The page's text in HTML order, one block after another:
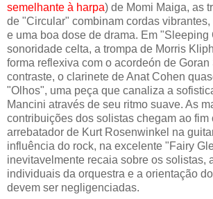
semelhante à harpa) de Momi Maiga, as
de "Circular" combinam cordas
e uma boa dose de drama. Em "Sleeping
sonoridade celta, a trompa de Morris
forma reflexiva com o acordeón de
contraste, o clarinete de Anat Cohen
"Olhos", uma peça que canaliza a
Mancini através de seu ritmo suave. As
contribuições dos solistas chegam ao fim
arrebatador de Kurt Rosenwinkel na
influência do rock, na excelente "Fairy
inevitavelmente recaia sobre os solistas,
individuais da orquestra e a orientação
devem ser negligenciadas.